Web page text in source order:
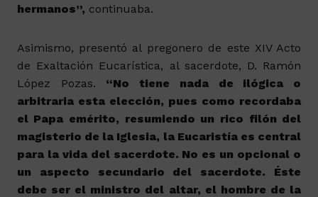
hermanos”, continuaba.
Asimismo, presentó al pregonero de este XIV Acto
de Exaltación Eucarística, al sacerdote, D. Ramón
López Pozas. “No tiene nada de ilógica o
arbitraria esta elección, pues como recordaba
el Papa emérito, resumiendo un rico filón del
magisterio de la Iglesia, la Eucaristía es central
para la vida del sacerdote. No es un opcional o
un aspecto secundario del sacerdote. Éste
debe ser el ministro del altar, el hombre de la